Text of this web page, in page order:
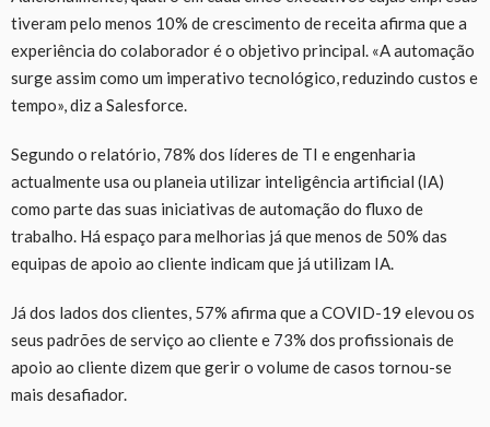
tiveram pelo menos 10% de crescimento de receita afirma que a
experiência do colaborador é o objetivo principal. «A automação
surge assim como um imperativo tecnológico, reduzindo custos e
tempo», diz a Salesforce.
Segundo o relatório, 78% dos líderes de TI e engenharia
actualmente usa ou planeia utilizar inteligência artificial (IA)
como parte das suas iniciativas de automação do fluxo de
trabalho. Há espaço para melhorias já que menos de 50% das
equipas de apoio ao cliente indicam que já utilizam IA.
Já dos lados dos clientes, 57% afirma que a COVID-19 elevou os
seus padrões de serviço ao cliente e 73% dos profissionais de
apoio ao cliente dizem que gerir o volume de casos tornou-se
mais desafiador.